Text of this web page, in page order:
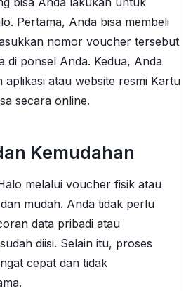
Pertama, Anda bisa membeli
nomor voucher tersebut
di ponsel Anda. Kedua, Anda
aplikasi atau website resmi Kartu
secara online.
Kemudahan
melalui voucher fisik atau
mudah. Anda tidak perlu
data pribadi atau
diisi. Selain itu, proses
cepat dan tidak